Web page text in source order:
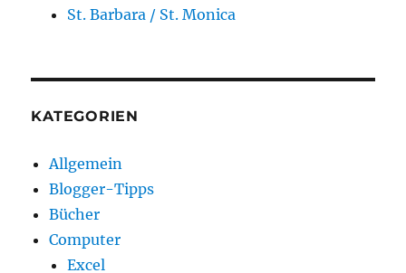
St. Barbara / St. Monica
KATEGORIEN
Allgemein
Blogger-Tipps
Bücher
Computer
Excel